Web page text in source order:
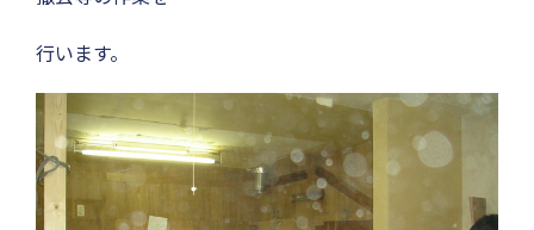
行います。